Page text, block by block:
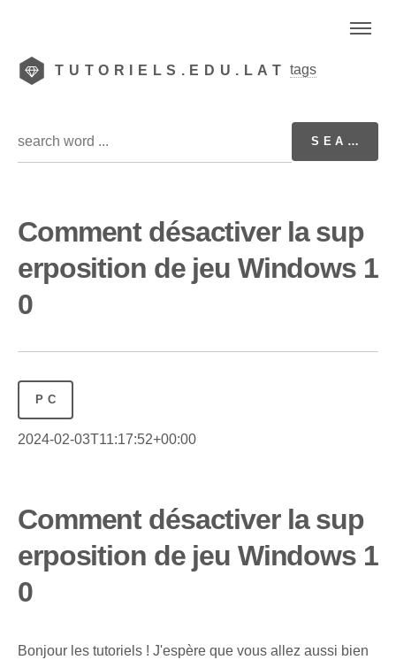
TUTORIELS.EDU.LAT tags
Comment désactiver la sup
erposition de jeu Windows 1
0
PC
2024-02-03T11:17:52+00:00
Comment désactiver la sup
erposition de jeu Windows 1
0
Bonjour les tutoriels ! J'espère que vous allez aussi bien